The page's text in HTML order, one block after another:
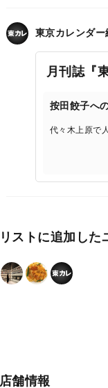
東京カレンダー
月刊誌『
按田餃子へ
代々木上原で
リストに追加した
店舗情報